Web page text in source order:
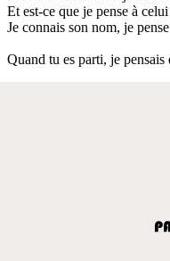
Et est-ce que je pense à
Je connais son nom, je
Quand tu es parti, je pensais